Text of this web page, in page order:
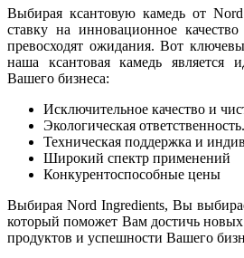
Выбирая ксантовую камедь от
ставку на инновационное
превосходят ожидания. Вот
наша ксантовая камедь является
Вашего бизнеса:
Исключительное качество и
Экологическая ответственность.
Техническая поддержка и
Широкий спектр применений
Конкурентоспособные цены
Выбирая Nord Ingredients, Вы
который поможет Вам достичь
продуктов и успешности Вашего